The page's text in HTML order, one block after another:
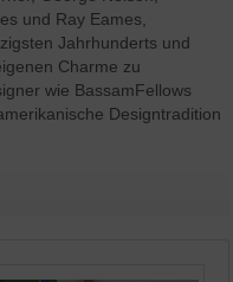
und Ray Eames,
Jahrhunderts und
Charme zu
wie BassamFellows
Designtradition